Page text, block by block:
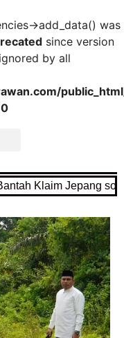
>add_data() was
since version
by all
Klaim Jepang